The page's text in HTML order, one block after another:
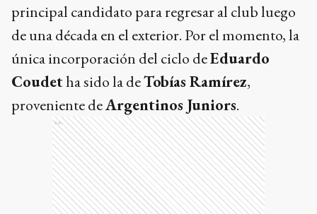
principal candidato para regresar al club luego
de una década en el exterior. Por el momento, la
única incorporación del ciclo deEduardo
Coudetha sido la deTobías Ramírez,
proveniente deArgentinos Juniors.
Ads